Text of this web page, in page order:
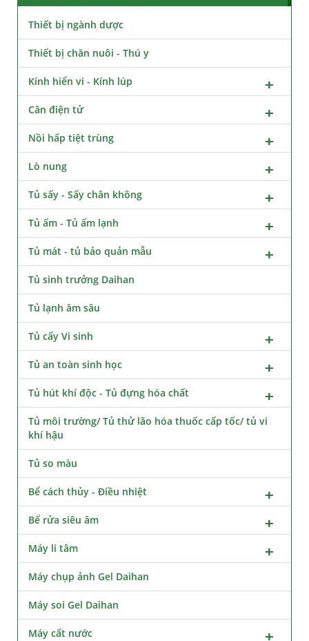
Thiết bị ngành dược
Thiết bị chăn nuôi - Thú y
Kính hiển vi - Kính lúp
Cân điện tử
Nồi hấp tiệt trùng
Lò nung
Tủ sấy - Sấy chân không
Tủ ấm - Tủ ấm lạnh
Tủ mát - tủ bảo quản mẫu
Tủ sinh trưởng Daihan
Tủ lạnh âm sâu
Tủ cấy Vi sinh
Tủ an toàn sinh học
Tủ hút khí độc - Tủ đựng hóa chất
Tủ môi trường/ Tủ thử lão hóa thuốc cấp tốc/ tủ vi
khí hậu
Tủ so màu
Bể cách thủy - Điều nhiệt
Bể rửa siêu âm
Máy li tâm
Máy chụp ảnh Gel Daihan
Máy soi Gel Daihan
Máy cất nước